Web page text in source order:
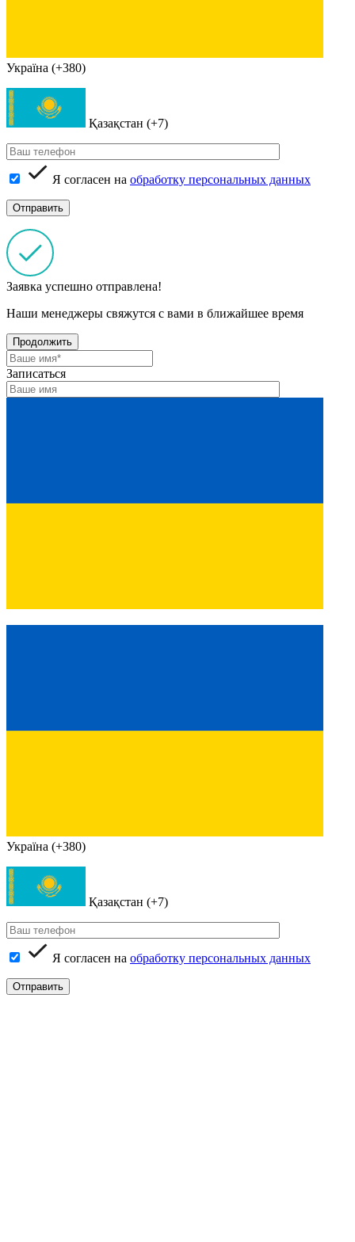
Україна (+380)
Қазақстан (+7)
Я согласен на обработку персональных данных
Заявка успешно отправлена!
Наши менеджеры свяжутся с вами в ближайшее время
Продолжить
Записаться
Україна (+380)
Қазақстан (+7)
Я согласен на обработку персональных данных